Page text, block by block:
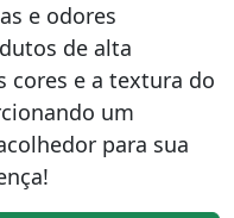
e odores
de alta
cores e a textura do
um
para sua